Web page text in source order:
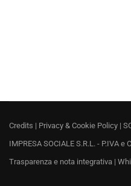
Credits | Privacy & Cookie Policy |
IMPRESA SOCIALE S.R.L. - P.IVA e
Trasparenza e nota integrativa |